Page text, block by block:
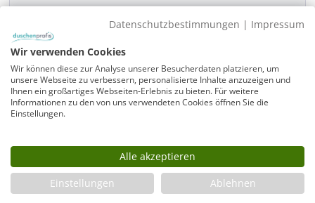
Produkt Anzahl: Gib den gewünschten
In den Warenkorb
Infos
Fragen zum Artikel
Planungshilfe
Datenschutzbestimmungen | Impressum
Wir verwenden Cookies
Wir können diese zur Analyse unserer Besucherdaten platzieren, um
unsere Webseite zu verbessern, personalisierte Inhalte anzuzeigen und
Ihnen ein großartiges Webseiten-Erlebnis zu bieten. Für weitere
Informationen zu den von uns verwendeten Cookies öffnen Sie die
Einstellungen.
Alle akzeptieren
Einstellungen
Ablehnen